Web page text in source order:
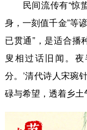
民间流传有“惊蛰
身，一刻值千金”等
已贯通”，是适合播
叟相过话旧闻。
分。’清代诗人宋琬
碌与希望，透着乡土